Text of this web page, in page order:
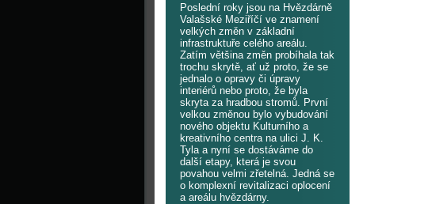
Poslední roky jsou na Hvězdárně
Valašské Meziříčí ve znamení
velkých změn v základní
infrastruktuře celého areálu.
Zatím většina změn probíhala tak
trochu skrytě, ať už proto, že se
jednalo o opravy či úpravy
interiérů nebo proto, že byla
skryta za hradbou stromů. První
velkou změnou bylo vybudování
nového objektu Kulturního a
kreativního centra na ulici J. K.
Tyla a nyní se dostáváme do
další etapy, která je svou
povahou velmi zřetelná. Jedná se
o komplexní revitalizaci oplocení
a areálu hvězdárny.